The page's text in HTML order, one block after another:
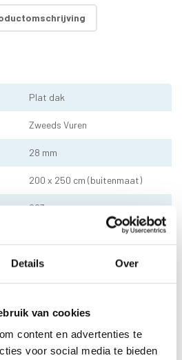
Details Over
van cookies
content en advertenties te
voor social media te bieden
Plat dak
Zweeds Vuren
28 mm
200 x 250 cm (buitenmaat)
223 cm
240 x 270 cm
EPDM uit 1 stuk geleverd incl.
kit, dakdoorvoer en regenpijp
tot aan maaiveld - 10 jaar
garantie